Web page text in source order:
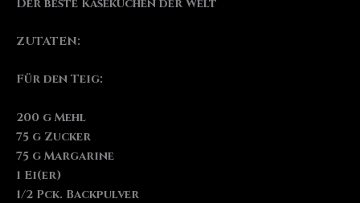
Der beste Käsekuchen der Welt
ZUTATEN:
Für den Teig:
200 g Mehl
75 g Zucker
75 g Margarine
1 Ei(er)
1/2 Pck. Backpulver